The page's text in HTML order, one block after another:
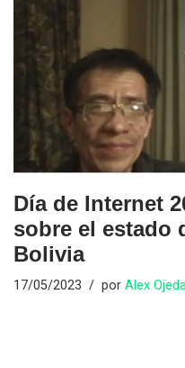
Día de Internet
sobre el estado
Bolivia
17/05/2023 por Alex